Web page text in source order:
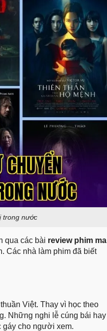
trong nước
qua các bài review phim ma
Các nhà làm phim đã biết
Việt. Thay vì học theo
Những nghi lễ cúng bái hay
gáy cho người xem.